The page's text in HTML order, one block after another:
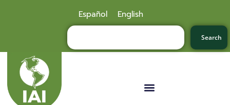
Español English
Search